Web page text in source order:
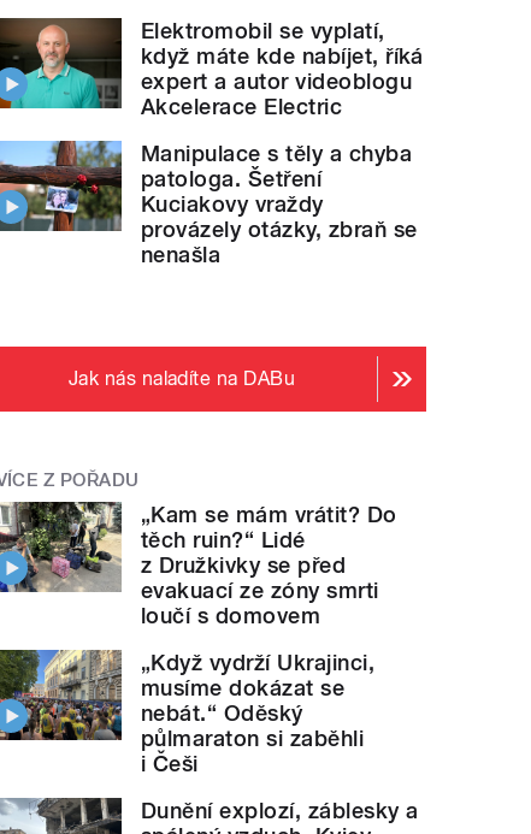
Elektromobil se vyplatí,
když máte kde nabíjet, říká
expert a autor videoblogu
Akcelerace Electric
Manipulace s těly a chyba
patologa. Šetření
Kuciakovy vraždy
provázely otázky, zbraň se
nenašla
Jak nás naladíte na DABu
Z POŘADU
„Kam se mám vrátit? Do
těch ruin?“ Lidé
z Družkivky se před
evakuací ze zóny smrti
loučí s domovem
„Když vydrží Ukrajinci,
musíme dokázat se
nebát.“ Oděský
půlmaraton si zaběhli
i Češi
Dunění explozí, záblesky a